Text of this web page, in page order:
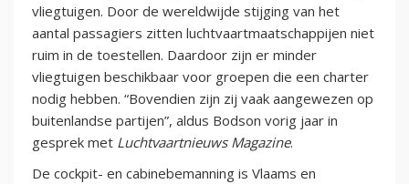
vliegtuigen. Door de wereldwijde stijging van het
aantal passagiers zitten luchtvaartmaatschappijen niet
ruim in de toestellen. Daardoor zijn er minder
vliegtuigen beschikbaar voor groepen die een charter
nodig hebben. “Bovendien zijn zij vaak aangewezen op
buitenlandse partijen”, aldus Bodson vorig jaar in
gesprek met Luchtvaartnieuws Magazine.
De cockpit- en cabinebemanning is Vlaams en